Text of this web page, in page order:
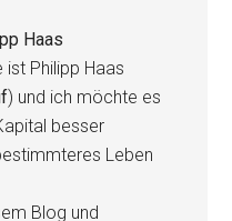
Haas
ist Philipp Haas
) und ich möchte es
besser
Leben
Blog und